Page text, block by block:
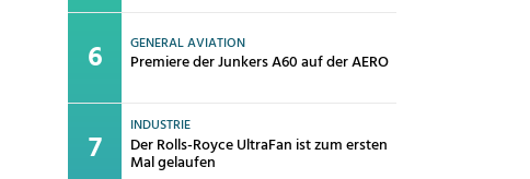
GENERAL AVIATION
Premiere der Junkers A60 auf der AERO
INDUSTRIE
Der Rolls-Royce UltraFan ist zum ersten
Mal gelaufen